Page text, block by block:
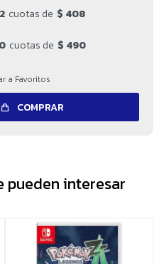
cuotas de $ 408
cuotas de $ 490
COMPRAR
pueden interesar